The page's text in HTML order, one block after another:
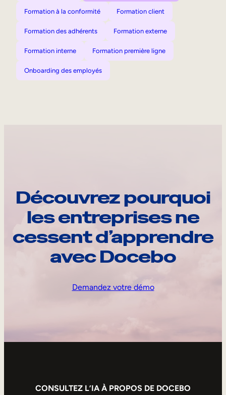
Formation à la conformité Formation client
Formation des adhérents Formation externe
Formation interne Formation première ligne
Onboarding des employés
Découvrez pourquoi
les entreprises ne
cessent d’apprendre
avec Docebo
Demandez votre démo
CONSULTEZ L’IA À PROPOS DE DOCEBO